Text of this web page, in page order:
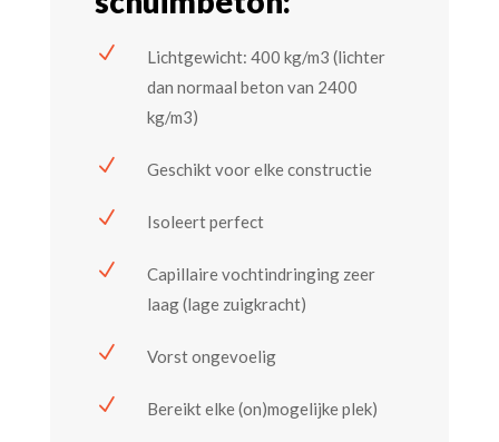
N
Lichtgewicht: 400 kg/m3 (lichter
dan normaal beton van 2400
kg/m3)
N Geschikt voor elke constructie
N Isoleert perfect
N
Capillaire vochtindringing zeer
laag (lage zuigkracht)
N Vorst ongevoelig
N Bereikt elke (on)mogelijke plek)